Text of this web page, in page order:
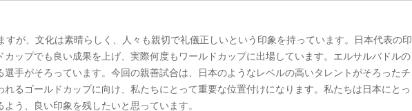
が、文化は素晴らしく、人々も親切で礼儀正しいという印象を持っています。日本代表の印
ップでも良い成果を上げ、実際何度もワールドカップに出場しています。エルサルバドルの
手がそろっています。今回の親善試合は、日本のようなレベルの高いタレントがそろったチ
るゴールドカップに向け、私たちにとって重要な位置付けになります。私たちは日本にとっ
う、良い印象を残したいと思っています。